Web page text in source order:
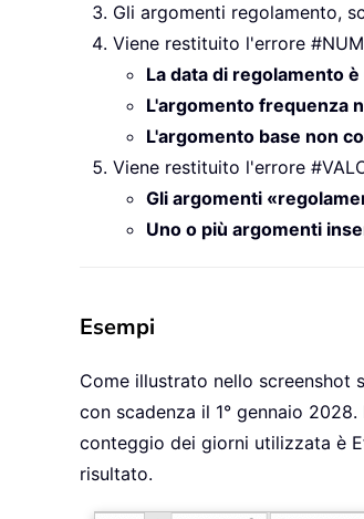
Gli argomenti regolamento,
Viene restituito l'errore
La data di regolamento
L'argomento frequenza
L'argomento base non
Viene restituito l'errore
Gli argomenti
Uno o più argomenti
Esempi
Come illustrato nello screenshot
con scadenza il 1° gennaio
conteggio dei giorni utilizzata è
risultato.